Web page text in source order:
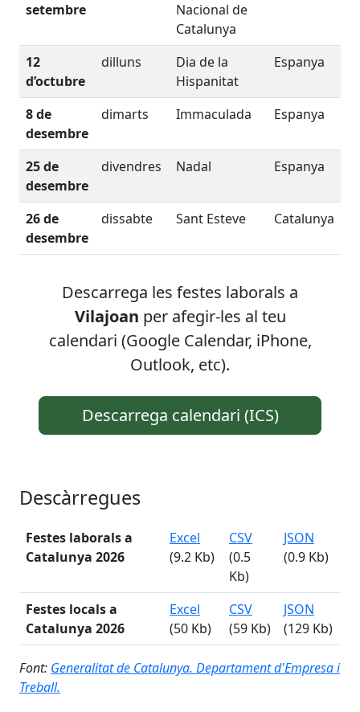
setembre
Nacional de
Catalunya
12
d’octubre
dilluns
Dia de la
Hispanitat
Espanya
8 de
desembre
dimarts Immaculada Espanya
25 de
desembre
divendres Nadal Espanya
26 de
desembre
dissabte Sant Esteve Catalunya
Descarrega les festes laborals a
Vilajoan per afegir-les al teu
calendari (Google Calendar, iPhone,
Outlook, etc).
Descarrega calendari (ICS)
Descàrregues
Festes laborals a
Catalunya 2026
Excel
(9.2 Kb)
CSV
(0.5
Kb)
JSON
(0.9 Kb)
Festes locals a
Catalunya 2026
Excel
(50 Kb)
CSV
(59 Kb)
JSON
(129 Kb)
Font: Generalitat de Catalunya. Departament d'Empresa i
Treball.